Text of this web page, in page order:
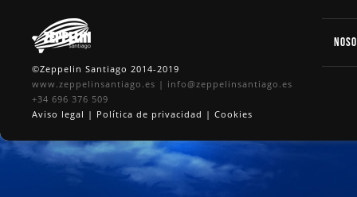
©Zeppelin Santiago 2014-2019
www.zeppelinsantiago.es | info@zeppelinsantiago.es
+34 696 376 509
Aviso legal | Política de privacidad | Cookies